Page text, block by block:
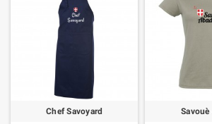
Chef Savoyard Savouè